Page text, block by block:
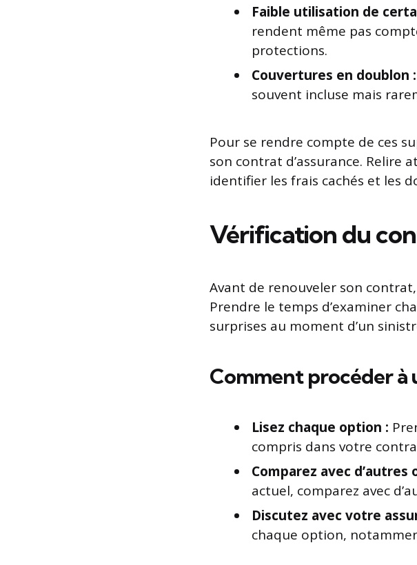
Faible utilisation de
rendent même pas
protections.
Couvertures en doublon :
souvent incluse mais
Pour se rendre compte de ces
son contrat d’assurance. Relire
identifier les frais cachés et les
Vérification du
Avant de renouveler son
Prendre le temps d’examiner
surprises au moment d’un
Comment procéder
Lisez chaque option :
compris dans votre
Comparez avec d’autres
actuel, comparez avec
Discutez avec votre
chaque option,